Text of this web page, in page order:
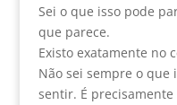
Sei o que isso pode
que parece.
Existo exatamente no
Não sei sempre o que
sentir. É